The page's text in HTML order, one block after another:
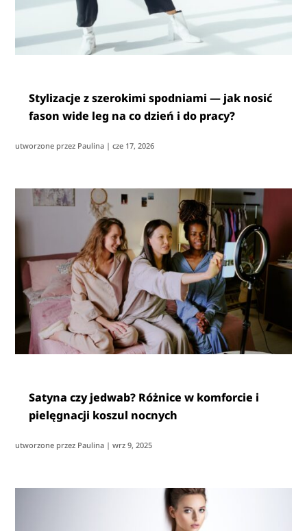
Stylizacje z szerokimi spodniami — jak nosić
fason wide leg na co dzień i do pracy?
utworzone przez Paulina |cze 17, 2026
Satyna czy jedwab? Różnice w komforcie i
pielęgnacji koszul nocnych
utworzone przez Paulina |wrz 9, 2025